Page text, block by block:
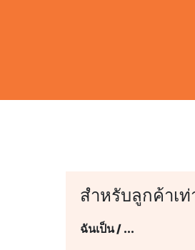
สำหรับลูกค้าเ
ฉันเป็น / ...